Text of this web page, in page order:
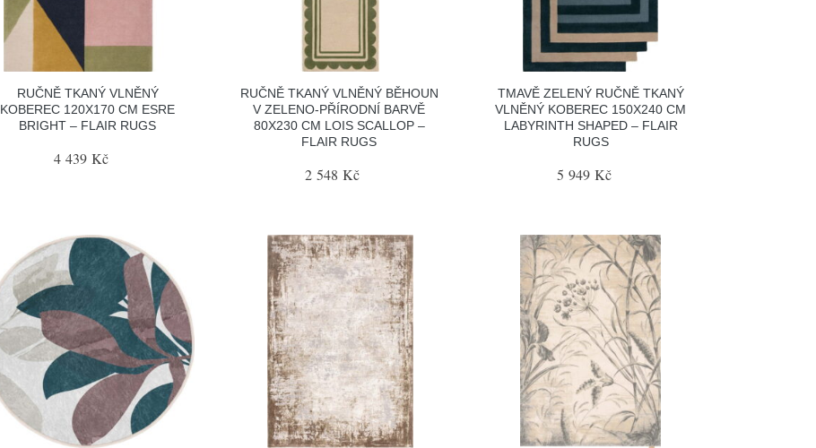
RUČNĚ TKANÝ VLNĚNÝ
KOBEREC 120X170 CM ESRE
BRIGHT – FLAIR RUGS
4 439 Kč
RUČNĚ TKANÝ VLNĚNÝ BĚHOUN
V ZELENO-PŘÍRODNÍ BARVĚ
80X230 CM LOIS SCALLOP –
FLAIR RUGS
2 548 Kč
TMAVĚ ZELENÝ RUČNĚ TKANÝ
VLNĚNÝ KOBEREC 150X240 CM
LABYRINTH SHAPED – FLAIR
RUGS
5 949 Kč